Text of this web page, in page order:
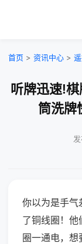
首页 > 资讯中心 >
听牌迅速!
筒洗牌
你以为是手气
了铜线圈！
圈一通电，